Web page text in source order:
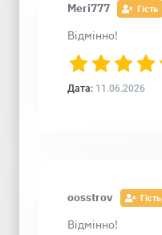
Meri777 Гість
Відмінно!
Дата: 11.06.2026
oosstrov Гість
Відмінно!